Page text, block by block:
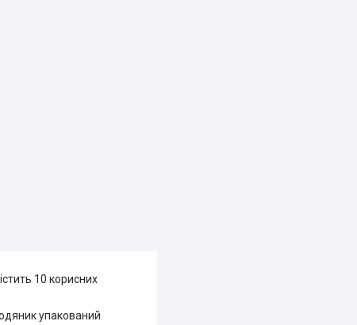
10 корисних
упакований